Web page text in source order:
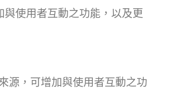
使用者互動之功能，以及更
源，可增加與使用者互動之功